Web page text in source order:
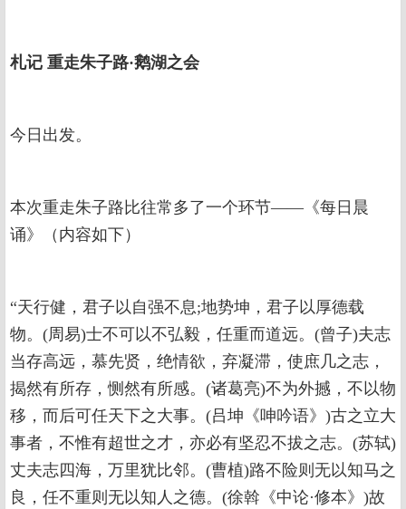
札记 重走朱子路·鹅湖之会
今日出发。
本次重走朱子路比往常多了一个环节——《每日晨
诵》（内容如下）
“天行健，君子以自强不息;地势坤，君子以厚德载
物。(周易)士不可以不弘毅，任重而道远。(曾子)夫志
当存高远，慕先贤，绝情欲，弃凝滞，使庶几之志，
揭然有所存，恻然有所感。(诸葛亮)不为外撼，不以物
移，而后可任天下之大事。(吕坤《呻吟语》)古之立大
事者，不惟有超世之才，亦必有坚忍不拔之志。(苏轼)
丈夫志四海，万里犹比邻。(曹植)路不险则无以知马之
良，任不重则无以知人之德。(徐斡《中论·修本》)故